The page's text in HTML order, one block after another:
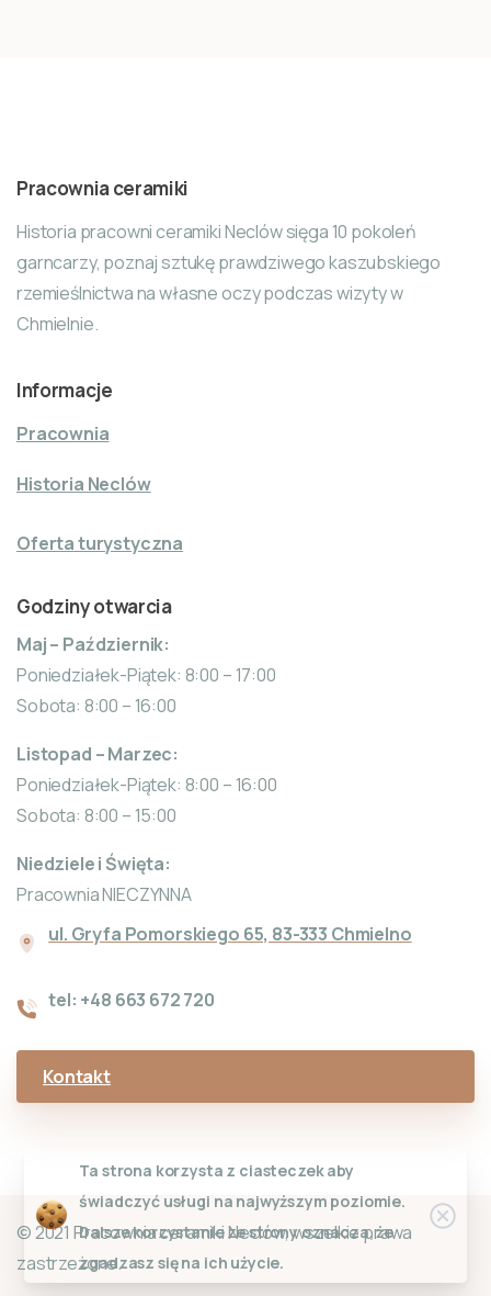
Pracownia ceramiki
Historia pracowni ceramiki Neclów sięga 10 pokoleń
garncarzy, poznaj sztukę prawdziwego kaszubskiego
rzemieślnictwa na własne oczy podczas wizyty w
Chmielnie.
Informacje
Pracownia
Historia Neclów
Oferta turystyczna
Godziny otwarcia
Maj – Październik:
Poniedziałek-Piątek: 8:00 – 17:00
Sobota: 8:00 – 16:00
Listopad – Marzec:
Poniedziałek-Piątek: 8:00 – 16:00
Sobota: 8:00 – 15:00
Niedziele i Święta:
Pracownia NIECZYNNA
ul. Gryfa Pomorskiego 65, 83-333 Chmielno
tel: +48 663 672 720
Kontakt
© 2021 Pracownia ceramiki Neclów, wszelkie prawa
zastrzeżone.
Ta strona korzysta z ciasteczek aby
świadczyć usługi na najwyższym poziomie.
Dalsze korzystanie ze strony oznacza, że
zgadzasz się na ich użycie.